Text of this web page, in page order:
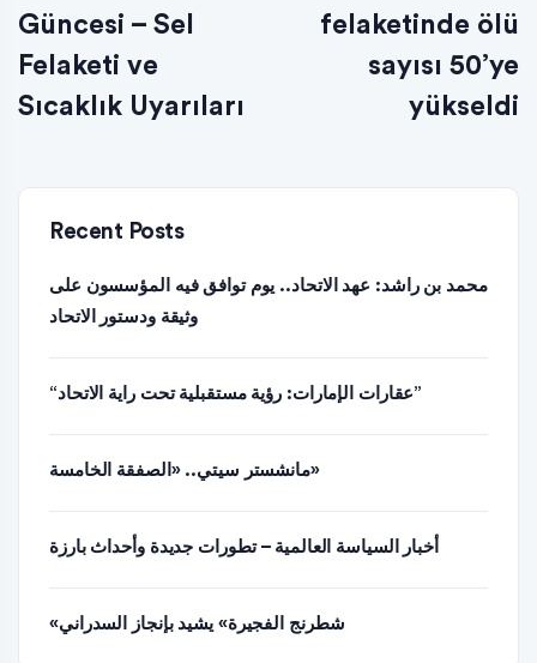
Güncesi – Sel
Felaketi ve
Sıcaklık Uyarıları
felaketinde ölü
sayısı 50’ye
yükseldi
Recent Posts
محمد بن راشد: عهد الاتحاد.. يوم توافق فيه المؤسسون على
وثيقة ودستور الاتحاد
“عقارات الإمارات: رؤية مستقبلية تحت راية الاتحاد”
مانشستر سيتي.. «الصفقة الخامسة»
أخبار السياسة العالمية – تطورات جديدة وأحداث بارزة
«شطرنج الفجيرة» يشيد بإنجاز السدراني